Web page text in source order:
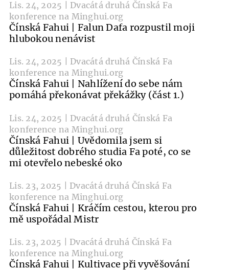
Lis. 24, 2025 | Dvacátá druhá Čínská Fa
konference na Minghui.org
Čínská Fahui | Falun Dafa rozpustil moji
hlubokou nenávist
Lis. 24, 2025 | Dvacátá druhá Čínská Fa
konference na Minghui.org
Čínská Fahui | Nahlížení do sebe nám
pomáhá překonávat překážky (část 1.)
Lis. 24, 2025 | Dvacátá druhá Čínská Fa
konference na Minghui.org
Čínská Fahui | Uvědomila jsem si
důležitost dobrého studia Fa poté, co se
mi otevřelo nebeské oko
Lis. 23, 2025 | Dvacátá druhá Čínská Fa
konference na Minghui.org
Čínská Fahui | Kráčím cestou, kterou pro
mě uspořádal Mistr
Lis. 23, 2025 | Dvacátá druhá Čínská Fa
konference na Minghui.org
Čínská Fahui | Kultivace při vyvěšování